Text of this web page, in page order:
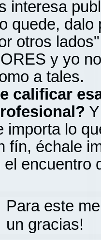
interesa
quede,
otros
y yo
a tales.
calificar
importa lo
fín, échale
el encuentro
Para este
un gracias!